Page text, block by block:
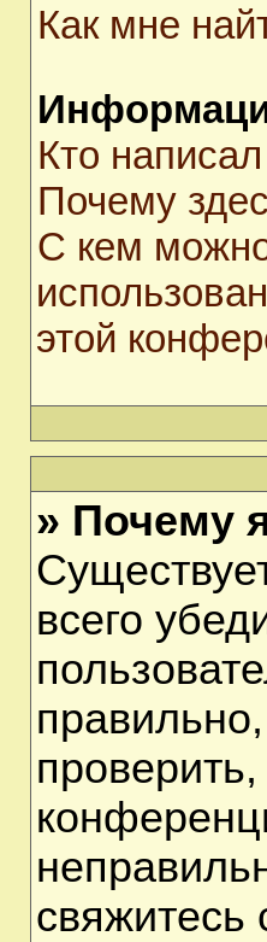
Как мне
Кто
Почему
С кем можно
этой
» Почему
всего
свяжитесь